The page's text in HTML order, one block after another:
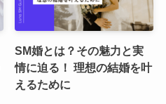
SM婚とは？その魅力と実
情に迫る！ 理想の結婚を叶
えるために